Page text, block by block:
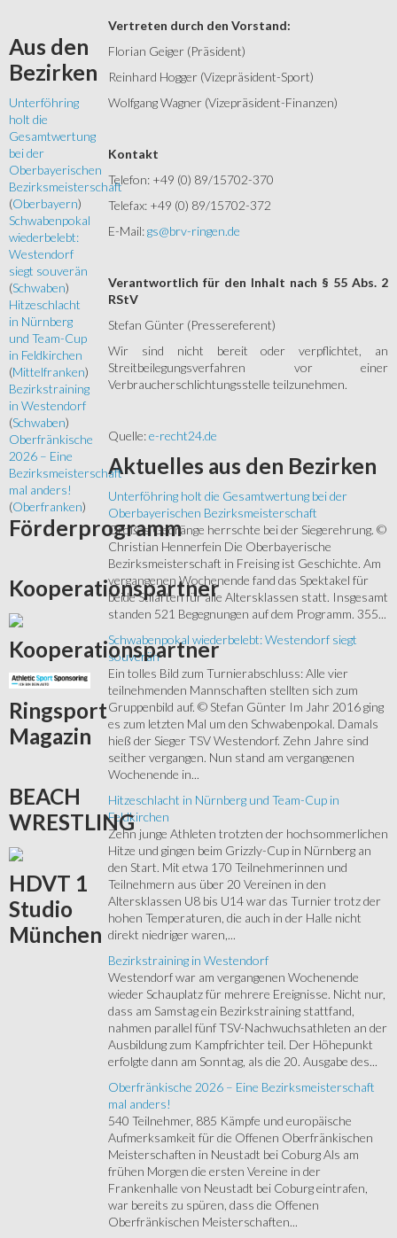
Vertreten durch den Vorstand:
Florian Geiger (Präsident)
Reinhard Hogger (Vizepräsident-Sport)
Wolfgang Wagner (Vizepräsident-Finanzen)
Kontakt
Telefon: +49 (0) 89/15702-370
Telefax: +49 (0) 89/15702-372
E-Mail:gs@brv-ringen.de
Verantwortlich für den Inhalt nach § 55 Abs. 2
RStV
Stefan Günter (Pressereferent)
Wir sind nicht bereit oder verpflichtet, an
Streitbeilegungsverfahren vor einer
Verbraucherschlichtungsstelle teilzunehmen.
Quelle:e-recht24.de
Aktuelles aus den Bezirken
Unterföhring holt die Gesamtwertung bei der
Oberbayerischen Bezirksmeisterschaft
Großes Gedränge herrschte bei der Siegerehrung. ©
Christian Hennerfein Die Oberbayerische
Bezirksmeisterschaft in Freising ist Geschichte. Am
vergangenen Wochenende fand das Spektakel für
beide Stilarten für alle Altersklassen statt. Insgesamt
standen 521 Begegnungen auf dem Programm. 355...
Schwabenpokal wiederbelebt: Westendorf siegt
souverän
Ein tolles Bild zum Turnierabschluss: Alle vier
teilnehmenden Mannschaften stellten sich zum
Gruppenbild auf. © Stefan Günter Im Jahr 2016 ging
es zum letzten Mal um den Schwabenpokal. Damals
hieß der Sieger TSV Westendorf. Zehn Jahre sind
seither vergangen. Nun stand am vergangenen
Wochenende in...
Hitzeschlacht in Nürnberg und Team-Cup in
Feldkirchen
Zehn junge Athleten trotzten der hochsommerlichen
Hitze und gingen beim Grizzly-Cup in Nürnberg an
den Start. Mit etwa 170 Teilnehmerinnen und
Teilnehmern aus über 20 Vereinen in den
Altersklassen U8 bis U14 war das Turnier trotz der
hohen Temperaturen, die auch in der Halle nicht
direkt niedriger waren,...
Bezirkstraining in Westendorf
Westendorf war am vergangenen Wochenende
wieder Schauplatz für mehrere Ereignisse. Nicht nur,
dass am Samstag ein Bezirkstraining stattfand,
nahmen parallel fünf TSV-Nachwuchsathleten an der
Ausbildung zum Kampfrichter teil. Der Höhepunkt
erfolgte dann am Sonntag, als die 20. Ausgabe des...
Oberfränkische 2026 – Eine Bezirksmeisterschaft
mal anders!
540 Teilnehmer, 885 Kämpfe und europäische
Aufmerksamkeit für die Offenen Oberfränkischen
Meisterschaften in Neustadt bei Coburg Als am
frühen Morgen die ersten Vereine in der
Frankenhalle von Neustadt bei Coburg eintrafen,
war bereits zu spüren, dass die Offenen
Oberfränkischen Meisterschaften...
Aus den
Bezirken
Unterföhring
holt die
Gesamtwertung
bei der
Oberbayerischen
Bezirksmeisterschaft
(Oberbayern)
Schwabenpokal
wiederbelebt:
Westendorf
siegt souverän
(Schwaben)
Hitzeschlacht
in Nürnberg
und Team-Cup
in Feldkirchen
(Mittelfranken)
Bezirkstraining
in Westendorf
(Schwaben)
Oberfränkische
2026 – Eine
Bezirksmeisterschaft
mal anders!
(Oberfranken)
Förderprogramm
Kooperationspartner
Kooperationspartner
Ringsport
Magazin
BEACH
WRESTLING
HDVT 1
Studio
München